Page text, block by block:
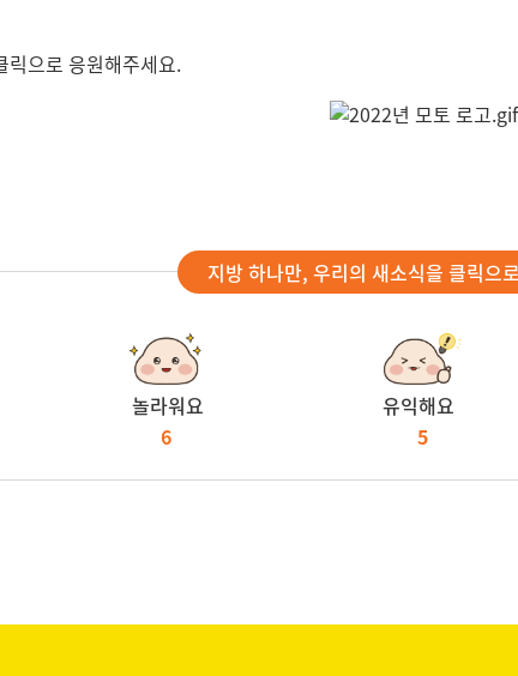
릭으로 응원해주세요.
지방 하나만, 우리의 새소식을 클릭으
놀라워요
6
유익해요
5